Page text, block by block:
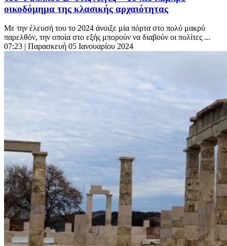
οικοδόμημα της κλασικής αρχαιότητας
Με την έλευσή του το 2024 άνοιξε μία πόρτα στο πολύ μακρύ
παρελθόν, την οποία στο εξής μπορούν να διαβούν οι πολίτες ...
07:23 | Παρασκευή 05 Ιανουαρίου 2024